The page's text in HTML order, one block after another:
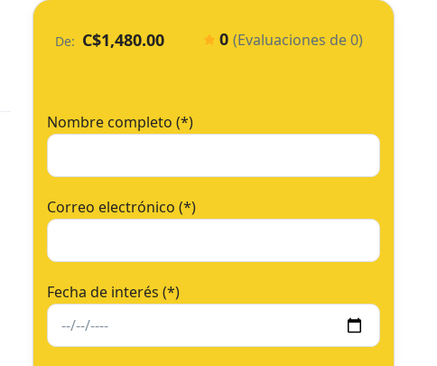
De: C$1,480.00 0 (Evaluaciones de 0)
Nombre completo (*)
Correo electrónico (*)
Fecha de interés (*)